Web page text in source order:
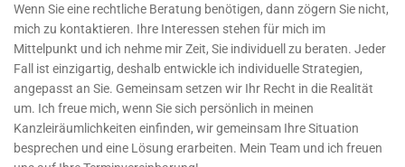
Wenn Sie eine rechtliche Beratung benötigen, dann zögern Sie nicht,
mich zu kontaktieren. Ihre Interessen stehen für mich im
Mittelpunkt und ich nehme mir Zeit, Sie individuell zu beraten. Jeder
Fall ist einzigartig, deshalb entwickle ich individuelle Strategien,
angepasst an Sie. Gemeinsam setzen wir Ihr Recht in die Realität
um. Ich freue mich, wenn Sie sich persönlich in meinen
Kanzleiräumlichkeiten einfinden, wir gemeinsam Ihre Situation
besprechen und eine Lösung erarbeiten. Mein Team und ich freuen